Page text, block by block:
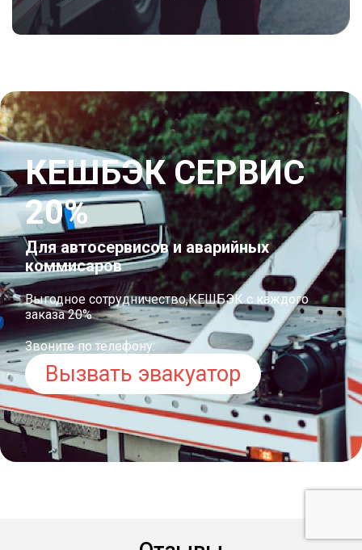
КЕШБЭК СЕРВИС
20%
Для автосервисов и аварийных
коммисаров
Выгодное сотрудничество,КЕШБЭК с каждого
заказа 20%
Звоните по телефону:
Вызвать эвакуатор